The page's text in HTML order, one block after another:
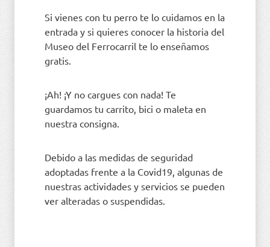
Si vienes con tu perro te lo cuidamos en la
entrada y si quieres conocer la historia del
Museo del Ferrocarril te lo enseñamos
gratis.
¡Ah! ¡Y no cargues con nada! Te
guardamos tu carrito, bici o maleta en
nuestra consigna.
Debido a las medidas de seguridad
adoptadas frente a la Covid19, algunas de
nuestras actividades y servicios se pueden
ver alteradas o suspendidas.